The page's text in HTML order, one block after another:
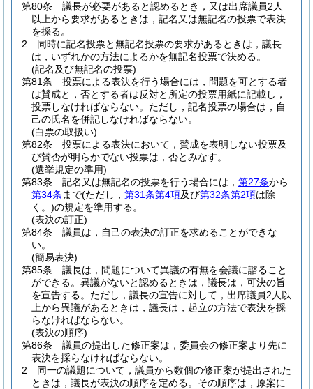
第80条
議長が必要があると認めるとき，又は出席議員2人
以上から要求があるときは，記名又は無記名の投票で表決
を採る。
2
同時に記名投票と無記名投票の要求があるときは，議長
は，いずれかの方法によるかを無記名投票で決める。
(記名及び無記名の投票)
第81条
投票による表決を行う場合には，問題を可とする者
は賛成と，否とする者は反対と所定の投票用紙に記載し，
投票しなければならない。 ただし，記名投票の場合は，自
己の氏名を併記しなければならない。
(白票の取扱い)
第82条
投票による表決において，賛成を表明しない投票及
び賛否が明らかでない投票は，否とみなす。
(選挙規定の準用)
第83条
記名又は無記名の投票を行う場合には， 第27条から
第34条 まで(ただし， 第31条第4項及び第32条第2項は除
く。)の規定を準用する。
(表決の訂正)
第84条
議員は，自己の表決の訂正を求めることができな
い。
(簡易表決)
第85条
議長は，問題について異議の有無を会議に諮ること
ができる。 異議がないと認めるときは，議長は，可決の旨
を宣告する。 ただし，議長の宣告に対して，出席議員2人以
上から異議があるときは，議長は，起立の方法で表決を採
らなければならない。
(表決の順序)
第86条
議員の提出した修正案は，委員会の修正案より先に
表決を採らなければならない。
2
同一の議題について，議員から数個の修正案が提出された
ときは，議長が表決の順序を定める。 その順序は，原案に